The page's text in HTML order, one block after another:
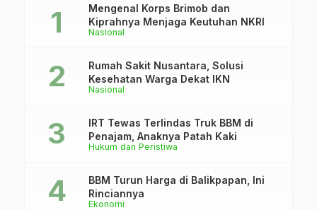
Nasional
Mengenal Korps Brimob dan
Kiprahnya Menjaga Keutuhan NKRI
Nasional
Rumah Sakit Nusantara, Solusi
Kesehatan Warga Dekat IKN
Hukum dan Peristiwa
IRT Tewas Terlindas Truk BBM di
Penajam, Anaknya Patah Kaki
Ekonomi
BBM Turun Harga di Balikpapan, Ini
Rinciannya